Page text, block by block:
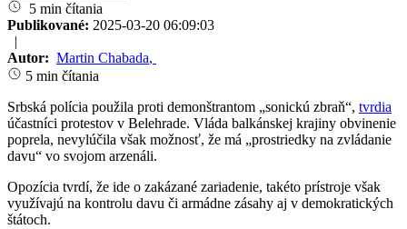
5 min čítania
Publikované: 2025-03-20 06:09:03
|
Autor: Martin Chabada,
5 min čítania
Srbská polícia použila proti demonštrantom „sonickú zbraň“, tvrdia
účastníci protestov v Belehrade. Vláda balkánskej krajiny obvinenie
poprela, nevylúčila však možnosť, že má „prostriedky na zvládanie
davu“ vo svojom arzenáli.
Opozícia tvrdí, že ide o zakázané zariadenie, takéto prístroje však
využívajú na kontrolu davu či armádne zásahy aj v demokratických
štátoch.